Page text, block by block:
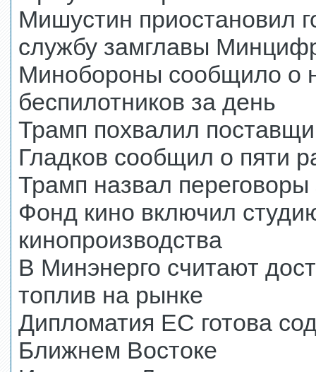
Мишустин приостановил
службу замглавы
Минобороны сообщило о
беспилотников за день
Трамп похвалил
Гладков сообщил о пяти
Трамп назвал
Фонд кино включил
кинопроизводства
В Минэнерго считают
топлив на рынке
Дипломатия ЕС готова
Ближнем Востоке